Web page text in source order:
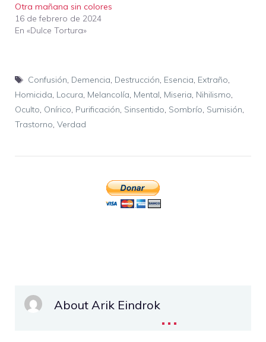
Otra mañana sin colores
16 de febrero de 2024
En «Dulce Tortura»
Etiquetas
Confusión, Demencia, Destrucción, Esencia, Extraño,
Homicida, Locura, Melancolía, Mental, Miseria, Nihilismo,
Oculto, Onírico, Purificación, Sinsentido, Sombrío, Sumisión,
Trastorno, Verdad
About Arik Eindrok...